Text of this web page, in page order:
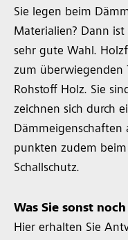
Sie legen beim
Materialien? Dann
sehr gute Wahl.
zum überwiegenden
Rohstoff Holz. Sie
zeichnen sich durch
Dämmeigenschaften
punkten zudem
Schallschutz.
Was Sie sonst
Hier erhalten Sie